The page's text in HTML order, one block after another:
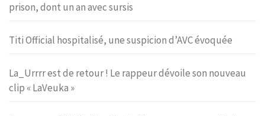
prison, dont un an avec sursis
Titi Official hospitalisé, une suspicion d’AVC évoquée
La_Urrrr est de retour ! Le rappeur dévoile son nouveau
clip « LaVeuka »